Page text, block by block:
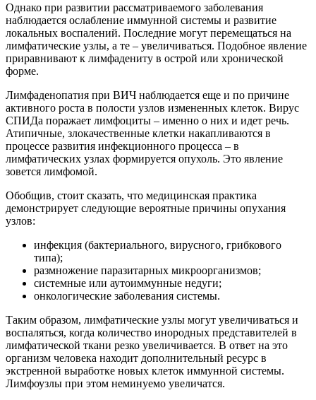
Однако при развитии рассматриваемого заболевания
наблюдается ослабление иммунной системы и развитие
локальных воспалений. Последние могут перемещаться на
лимфатические узлы, а те – увеличиваться. Подобное явление
приравнивают к лимфадениту в острой или хронической
форме.
Лимфаденопатия при ВИЧ наблюдается еще и по причине
активного роста в полости узлов измененных клеток. Вирус
СПИДа поражает лимфоциты – именно о них и идет речь.
Атипичные, злокачественные клетки накапливаются в
процессе развития инфекционного процесса – в
лимфатических узлах формируется опухоль. Это явление
зовется лимфомой.
Обобщив, стоит сказать, что медицинская практика
демонстрирует следующие вероятные причины опухания
узлов:
инфекция (бактериального, вирусного, грибкового
типа);
размножение паразитарных микроорганизмов;
системные или аутоиммунные недуги;
онкологические заболевания системы.
Таким образом, лимфатические узлы могут увеличиваться и
воспаляться, когда количество инородных представителей в
лимфатической ткани резко увеличивается. В ответ на это
организм человека находит дополнительный ресурс в
экстренной выработке новых клеток иммунной системы.
Лимфоузлы при этом неминуемо увеличатся.